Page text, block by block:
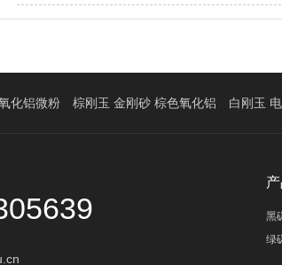
化铝微粉 棕刚玉 金刚砂 棕色氧化铝 白刚玉
黑
绿